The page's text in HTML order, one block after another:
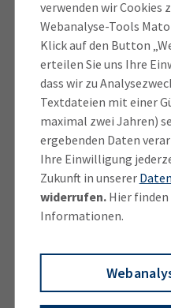
verwenden wir Cookies
Webanalyse-Tools
Klick auf den Button
erteilen Sie uns Ihre
dass wir zu
Textdateien mit einer
maximal zwei Jahren)
ergebenden Daten
Ihre Einwilligung
Zukunft in unserer
widerrufen.Hier finden
Informationen.
werden aufgefordert,
Verifizierung“
Dienste in Anspruch
beinhaltet eine
eigene Profil bei der
Aufforderung mit der
von Datenvertraulichkeit
als „IHK“ der Absender.
Unternehmensdaten
„vorübergehende